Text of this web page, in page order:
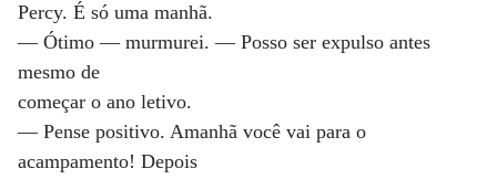
Percy. É só uma manhã.
— Ótimo — murmurei. — Posso ser expulso antes
mesmo de
começar o ano letivo.
— Pense positivo. Amanhã você vai para o
acampamento! Depois